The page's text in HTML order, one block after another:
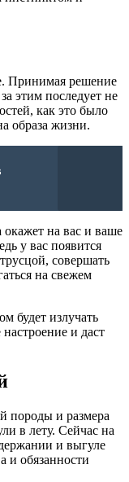
Принимая решение
этим последует не
как это было
образа жизни.
окажет на вас и ваше
у вас появится
совершать
на свежем
будет излучать
и даст
породы и размера
в лету. Сейчас на
и выгуле
и обязанности